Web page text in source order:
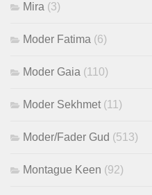
Mira (3)
Moder Fatima (6)
Moder Gaia (110)
Moder Sekhmet (11)
Moder/Fader Gud (513)
Montague Keen (92)